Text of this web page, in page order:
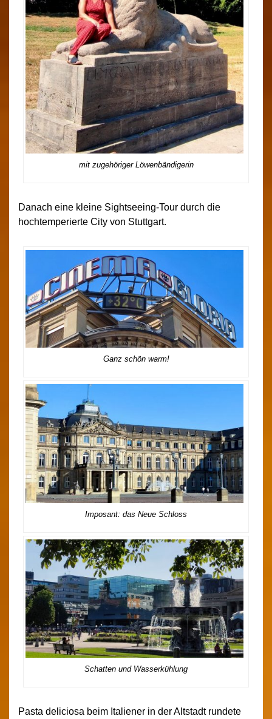
mit zugehöriger Löwenbändigerin
Danach eine kleine Sightseeing-Tour durch die
hochtemperierte City von Stuttgart.
Ganz schön warm!
Imposant: das Neue Schloss
Schatten und Wasserkühlung
Pasta deliciosa beim Italiener in der Altstadt rundete